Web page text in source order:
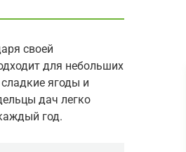
своей
для небольших
ягоды и
дач легко
год.